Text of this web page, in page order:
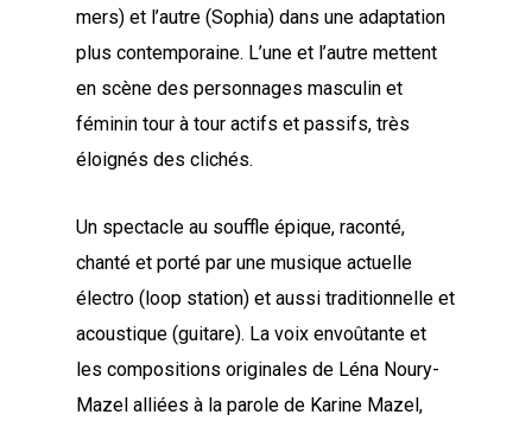
mers) et l’autre (Sophia) dans une adaptation
plus contemporaine. L’une et l’autre mettent
en scène des personnages masculin et
féminin tour à tour actifs et passifs, très
éloignés des clichés.
Un spectacle au souffle épique, raconté,
chanté et porté par une musique actuelle
électro (loop station) et aussi traditionnelle et
acoustique (guitare). La voix envoûtante et
les compositions originales de Léna Noury-
Mazel alliées à la parole de Karine Mazel,